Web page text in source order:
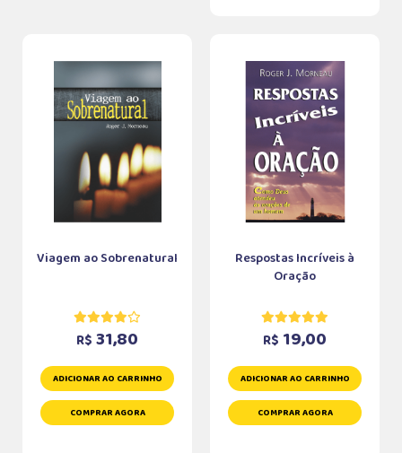
Viagem ao Sobrenatural
R$ 31,80
ADICIONAR AO CARRINHO
COMPRAR AGORA
Respostas Incríveis à
Oração
R$ 19,00
ADICIONAR AO CARRINHO
COMPRAR AGORA